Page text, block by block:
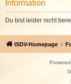
Information
Du bist leider nicht
ISDV-Homepage